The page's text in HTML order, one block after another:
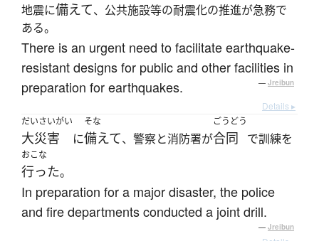
地震に備えて、公共施設等の耐震化の推進が急務で
ある。
There is an urgent need to facilitate earthquake-
resistant designs for public and other facilities in
preparation for earthquakes.
— Jreibun
Details ▸
だいさいがい
大災害 に
そな
備えて、警察と消防署が
ごうどう
合同 で訓練を
おこな
行った。
In preparation for a major disaster, the police
and fire departments conducted a joint drill.
— Jreibun